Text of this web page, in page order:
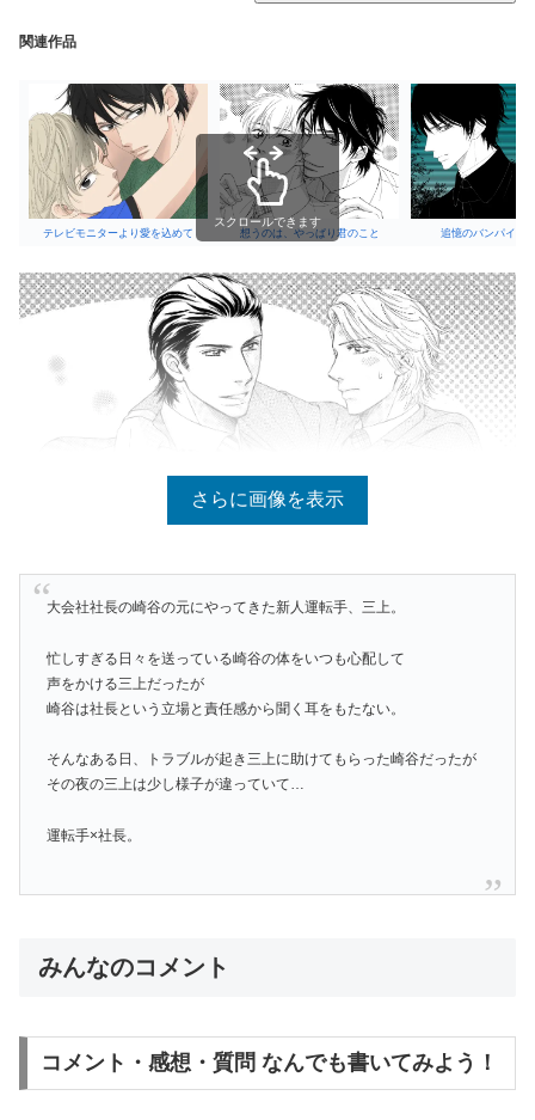
関連作品
テレビモニターより愛を込めて 想うのは、やっぱり君のこと 追憶のバンパイア<
スクロールできます
さらに画像を表示
大会社社長の崎谷の元にやってきた新人運転手、三上。
忙しすぎる日々を送っている崎谷の体をいつも心配して
声をかける三上だったが
崎谷は社長という立場と責任感から聞く耳をもたない。
そんなある日、トラブルが起き三上に助けてもらった崎谷だったが
その夜の三上は少し様子が違っていて…
運転手×社長。
みんなのコメント
コメント・感想・質問 なんでも書いてみよう！